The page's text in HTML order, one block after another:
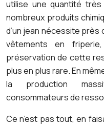
utilise une quantité très
nombreux produits
d’un jean nécessite près
vêtements en
préservation de cette
plus en plus rare. En
la production
consommateurs de
Ce n’est pas tout, en